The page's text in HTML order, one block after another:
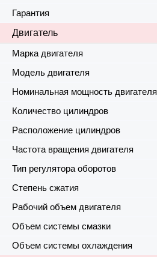
Гарантия
Двигатель
Марка двигателя
Модель двигателя
Номинальная мощность двигателя
Количество цилиндров
Расположение цилиндров
Частота вращения двигателя
Тип регулятора оборотов
Степень сжатия
Рабочий объем двигателя
Объем системы смазки
Объем системы охлаждения